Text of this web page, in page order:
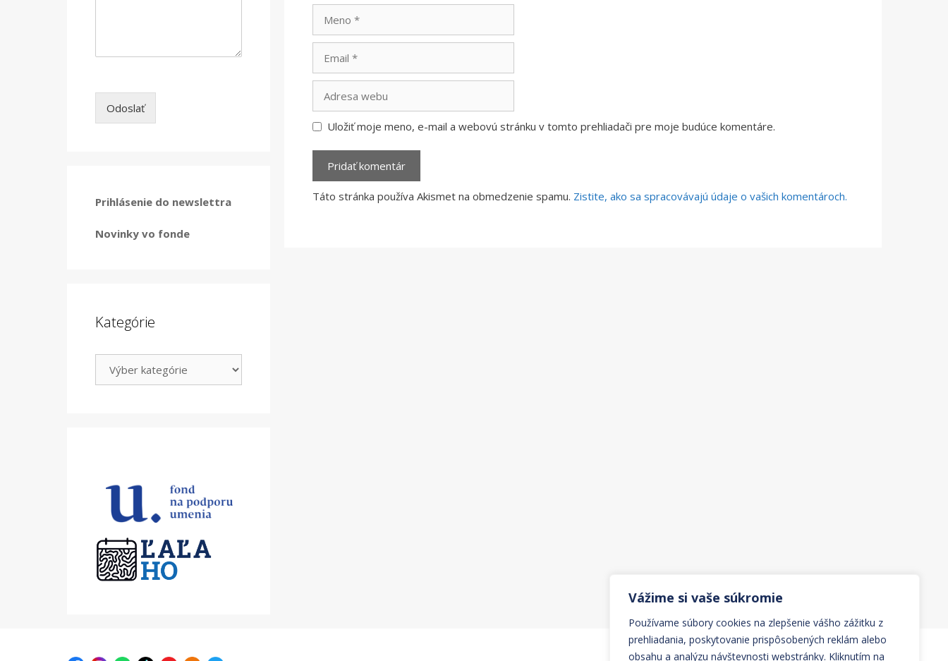
Vážime si vaše súkromie
Používame súbory cookies na zlepšenie vášho zážitku z
prehliadania, poskytovanie prispôsobených reklám alebo
obsahu a analýzu návštevnosti webstránky. Kliknutím na
webu
Uložiť moje meno, e-mail a webovú stránku v tomto prehliadači pre moje budúce komentáre.
Táto stránka používa Akismet na obmedzenie spamu. Zistite, ako sa spracovávajú údaje o vašich komentároch.
Odoslať
Prihlásenie do newslettra
Novinky vo fonde
Kategórie